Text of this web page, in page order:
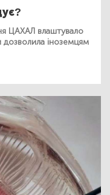
ЦАХАЛ влаштувало
дозволила іноземцям